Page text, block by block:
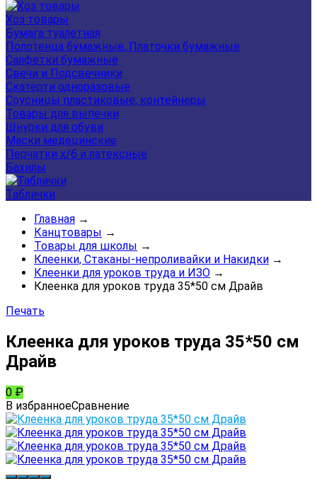
Хоз товары
Бумага туалетная
Полотенца бумажные, Платочки бумажные
Салфетки бумажные
Свечи и Подсвечники
Скатерти одноразовые
Соусницы пластиковые, контейнеры
Товары для выпечки
Шнурки для обуви
Маски медецинские
Перчатки х/б и латексные
Бахилы
Таблички
Главная →
Канцтовары →
Товары для школы →
Клеенки, Стаканы-непроливайки и Накидки →
Клеенки для уроков труда и ИЗО →
Клеенка для уроков труда 35*50 см Драйв
Печать
Клеенка для уроков труда 35*50 см
Драйв
0 ₽
В избранноеСравнение